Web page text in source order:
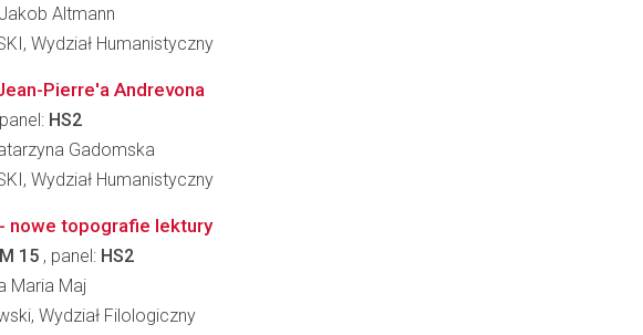
Altmann
Wydział Humanistyczny
Pierre'a Andrevona
HS2
Gadomska
Wydział Humanistyczny
nowe topografie lektury
15 , panel: HS2
Maria Maj
Wydział Filologiczny